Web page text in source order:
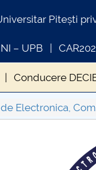
Pitești
– UPB
Conducere
Electronica,